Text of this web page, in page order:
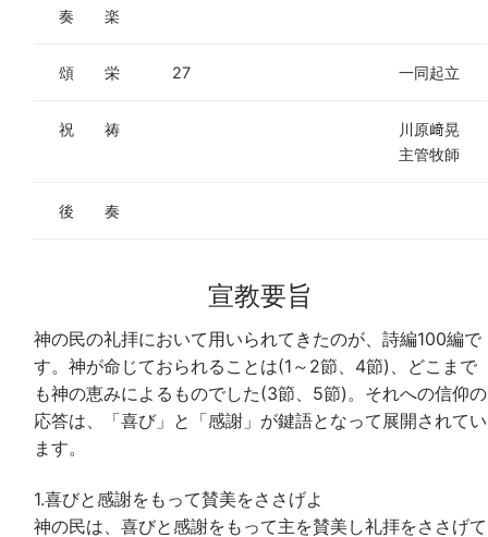
奏 楽
頌 栄 27 一同起立
祝 祷
川原﨑晃
主管牧師
後 奏
宣教要旨
神の民の礼拝において用いられてきたのが、詩編100編で
す。神が命じておられることは(1～2節、4節)、どこまで
も神の恵みによるものでした(3節、5節)。それへの信仰の
応答は、「喜び」と「感謝」が鍵語となって展開されてい
ます。
1.喜びと感謝をもって賛美をささげよ
神の民は、喜びと感謝をもって主を賛美し礼拝をささげて